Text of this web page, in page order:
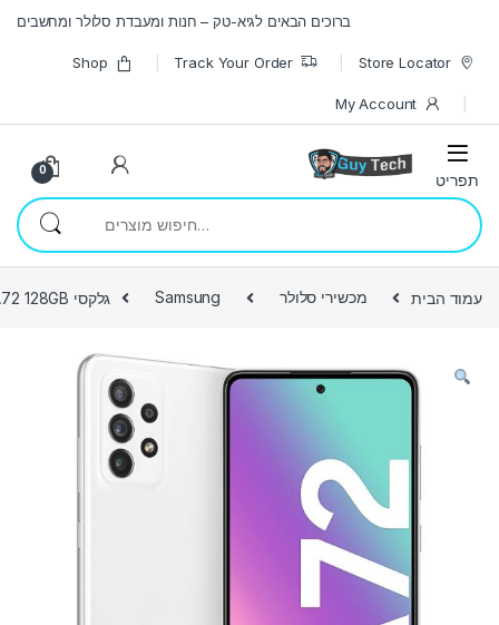
ברוכים הבאים לגיא-טק – חנות ומעבדת סלולר ומחשבים
Store Locator
Track Your Order
Shop
My Account
0
חיפוש עבור:
עמוד הבית מכשירי סלולר Samsung גלקסי A72 128GB יבואן רשמי